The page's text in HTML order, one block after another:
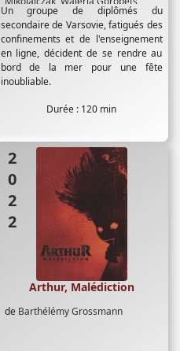
Un groupe de diplômés du
secondaire de Varsovie, fatigués des
confinements et de l'enseignement
en ligne, décident de se rendre au
bord de la mer pour une fête
inoubliable.
Durée : 120 min
2022
de Barthélémy Grossmann
Arthur, Malédiction